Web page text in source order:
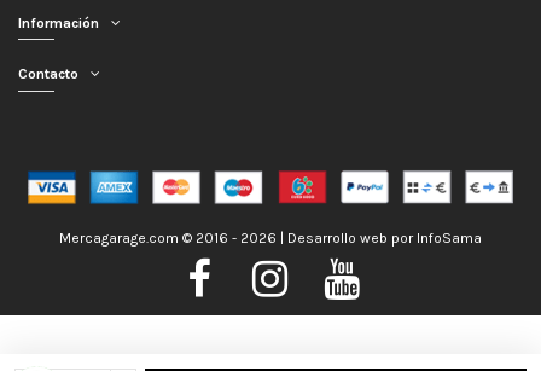
Información
Contacto
Mercagarage.com © 2016 - 2026 | Desarrollo web por InfoSama